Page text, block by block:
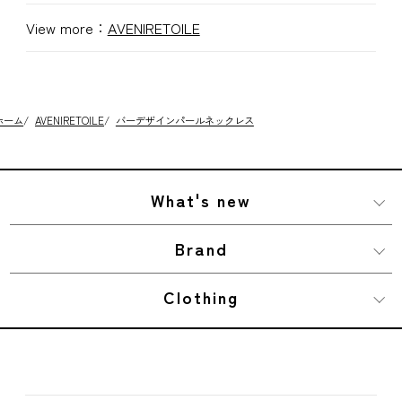
View more： AVENIRETOILE
ーム/ AVENIRETOILE/ バーデザインパールネックレス
What's new
Brand
Clothing